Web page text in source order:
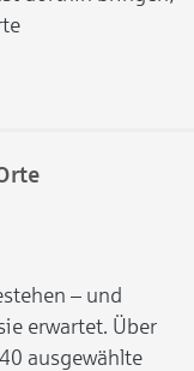
– und
erwartet. Über
ausgewählte